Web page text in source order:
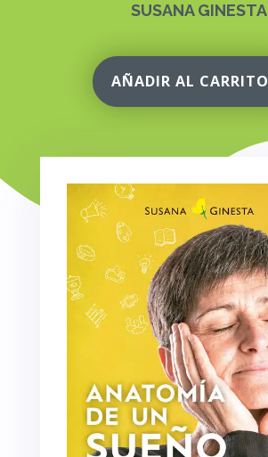
SUSANA GINESTA
AÑADIR AL CARRITO